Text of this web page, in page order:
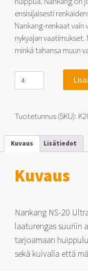
ensisijaisesti
Nankang-renkaat
nykyajan
minkä tahansa muun
Nankang
NS-
20
205/35-
H
Tuotetunnus (SKU):
Kuvaus Lisätiedot
Kuvaus
Nankang NS-20
laaturengas suuriin
tarjoamaan
sekä kuivalla että